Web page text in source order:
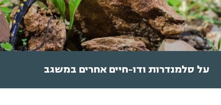
על סלמנדרות ודו-חיים אחרים במשגב